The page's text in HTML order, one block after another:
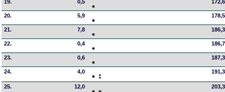
19. 0,5 172,6
20. 5,9 178,5
21. 7,8 186,3
22. 0,4 186,7
23. 0,6 187,3
24. 4,0 191,3
25. 12,0 203,3